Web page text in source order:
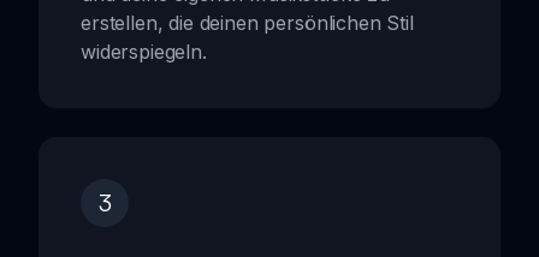
erstellen, die deinen persönlichen Stil
widerspiegeln.
3